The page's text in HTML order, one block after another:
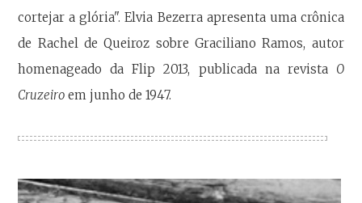
cortejar a glória". Elvia Bezerra apresenta uma crônica
de Rachel de Queiroz sobre Graciliano Ramos, autor
homenageado da Flip 2013, publicada na revista O
Cruzeiro em junho de 1947.